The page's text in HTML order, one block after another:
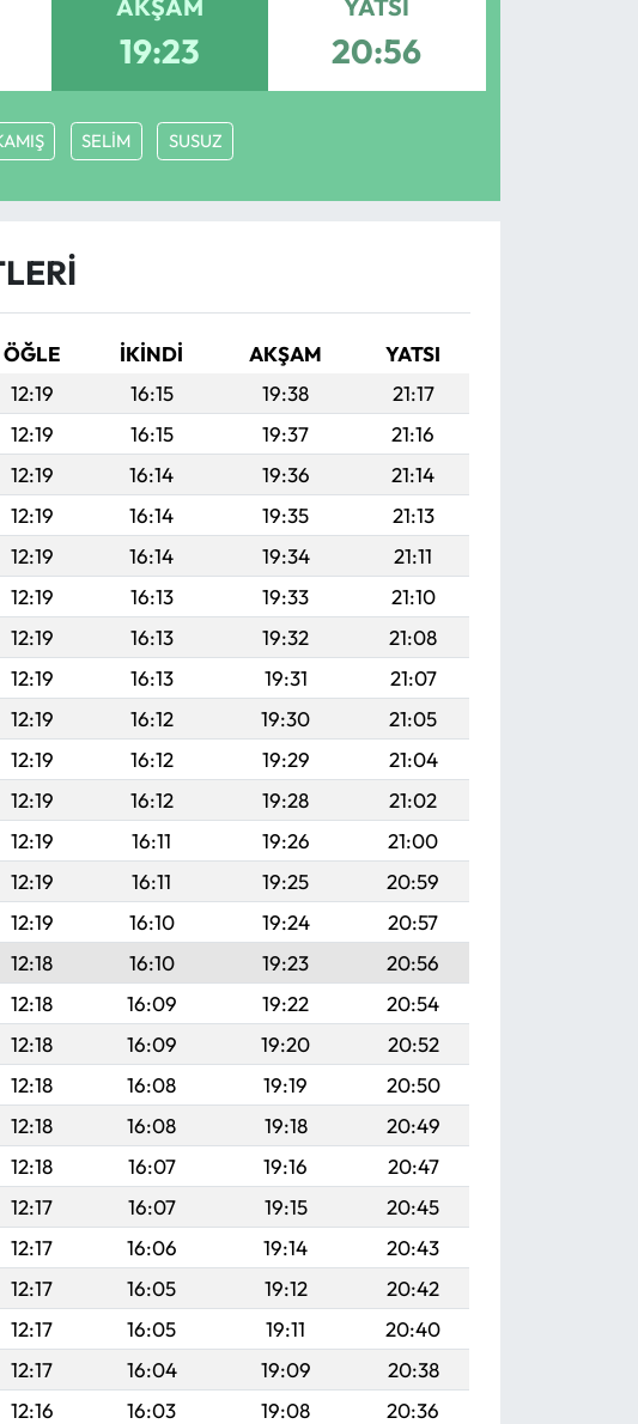
AKŞAM
19:23
YATSI
20:56
SELİM SUSUZ
ÖĞLE İKINDI AKŞAM
YATSI
12:19 16:15 19:38
21:17
12:19 16:15 19:37
21:16
12:19 16:14 19:36
21:14
12:19 16:14 19:35
21:13
12:19 16:14 19:34
21:11
12:19 16:13 19:33
21:10
12:19 16:13 19:32
21:08
12:19 16:13 19:31
21:07
12:19 16:12 19:30
21:05
12:19 16:12 19:29
21:04
12:19 16:12 19:28
21:02
12:19 16:11 19:26
21:00
12:19 16:11 19:25
20:59
12:19 16:10 19:24
20:57
12:18 16:10 19:23
20:56
12:18 16:09 19:22
20:54
12:18 16:09 19:20
20:52
12:18 16:08 19:19
20:50
12:18 16:08 19:18
20:49
12:18 16:07 19:16
20:47
12:17 16:07 19:15
20:45
12:17 16:06 19:14
20:43
12:17 16:05 19:12
20:42
12:17 16:05 19:11
20:40
12:17 16:04 19:09
20:38
12:16 16:03 19:08
20:36